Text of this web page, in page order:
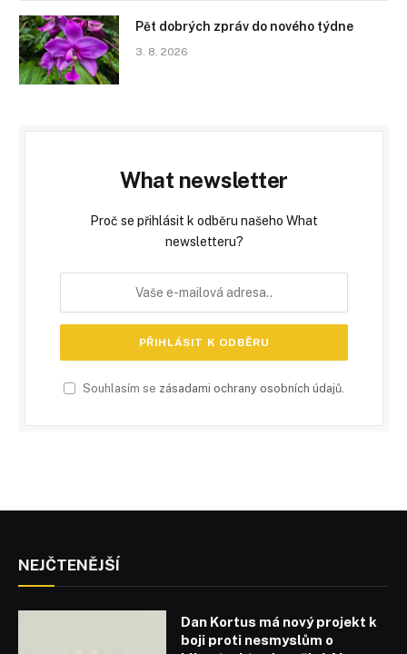
Pět dobrých zpráv do nového týdne
3. 8. 2026
What newsletter
Proč se přihlásit k odběru našeho What
newsletteru?
Souhlasím se zásadami ochrany osobních údajů
NEJČTENĚJŠÍ
Dan Kortus má nový projekt k
boji proti nesmyslům o